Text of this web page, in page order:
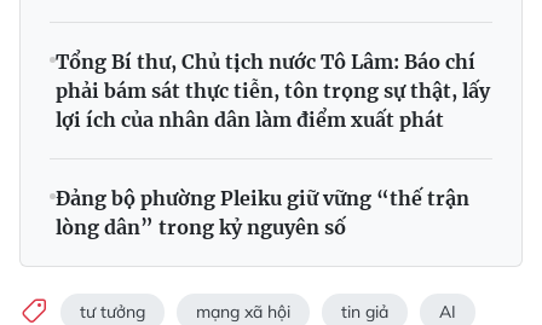
Tổng Bí thư, Chủ tịch nước Tô Lâm: Báo chí
phải bám sát thực tiễn, tôn trọng sự thật, lấy
lợi ích của nhân dân làm điểm xuất phát
Đảng bộ phường Pleiku giữ vững “thế trận
lòng dân” trong kỷ nguyên số
tư tưởng mạng xã hội tin giả AI